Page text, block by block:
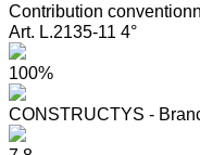
Contribution
Art. L.2135-11 4°
100%
CONSTRUCTYS -